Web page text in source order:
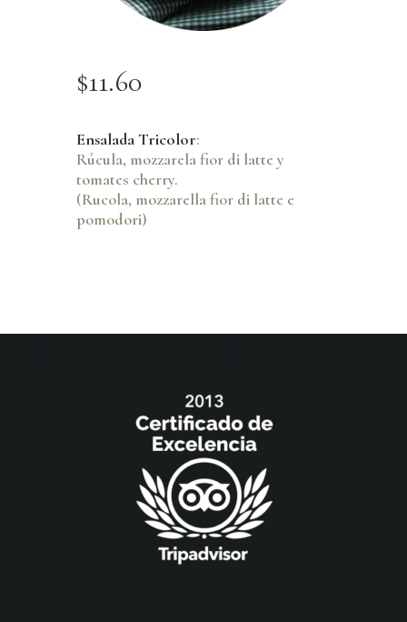
$11.60
Ensalada Tricolor:
Rúcula, mozzarela fior di latte y
tomates cherry.
(Rucola, mozzarella fior di latte e
pomodori)